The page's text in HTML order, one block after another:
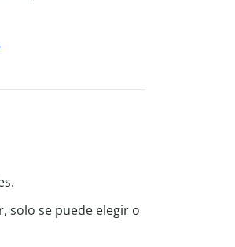
solo se puede elegir o